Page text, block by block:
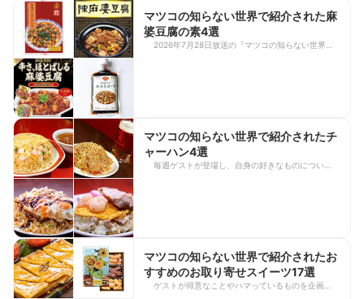
びしやすい超軽量タイプまで、年々進化を続け
る“夏の必須アイテム”としてさまざまな日傘が紹介
されました。 今回は、過去の放送回で登場した注
目の日傘をまとめてご紹介します。暑さ対策や紫外
マツコの知らない世界で紹介された麻
婆豆腐の素4選
2026年7月28日放送の『マツコの知らない世界』
いたい麻婆豆腐の素を、ぜひチェックしてみてくだ
さい。
マツコの知らない世界で紹介されたチ
ャーハン4選
毎週ゲストが登場し、自身の好きなものについてア
マツコの知らない世界で紹介されたお
すすめのお取り寄せスイーツ17選
ゲストが得意なことやハマっているものを企画とし